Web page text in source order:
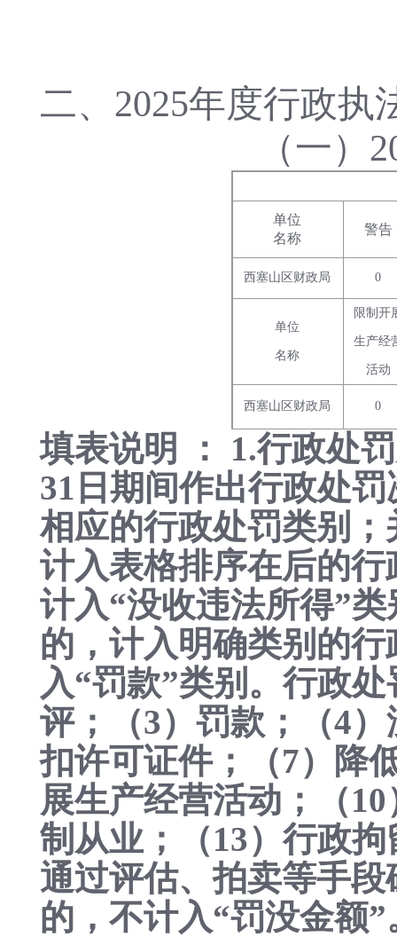
二、2025年度行政执
（一）
单位
名称
警告
西塞山区财政局 0
单位
名称
限制开
生产经
活动
西塞山区财政局 0
填表说明 ： 1.行政处
31日期间作出行政处
相应的行政处罚类别
计入表格排序在后的
计入“没收违法所得”
的，计入明确类别的
入“罚款”类别。行政
评；（3）罚款；（4
扣许可证件；（7）降
展生产经营活动；（
制从业；（13）行政
通过评估、拍卖等手
的，不计入“罚没金额